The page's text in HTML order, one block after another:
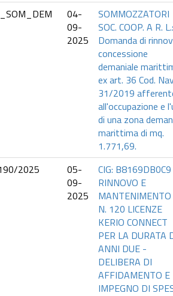
04-
09-
2025
SOMMOZZATORI
SOC. COOP. A R. L.:
Domanda di
concessione
demaniale
ex art. 36 Cod.
31/2019
all'occupazione e
di una zona
marittima di mq.
1.771,69.
2025
05-
09-
2025
CIG:
RINNOVO E
N. 120 LICENZE
KERIO CONNECT
PER LA DURATA
ANNI DUE -
DELIBERA DI
AFFIDAMENTO E
IMPEGNO DI